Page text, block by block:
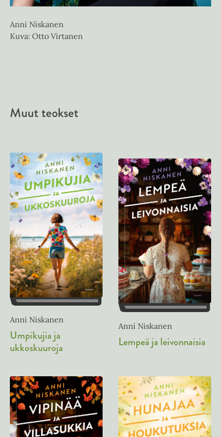
Anni Niskanen
Kuva: Otto Virtanen
Muut teokset
Anni Niskanen
Umpikujia ja
ukkoskuuroja
Anni Niskanen
Lempeä ja leivonnaisia